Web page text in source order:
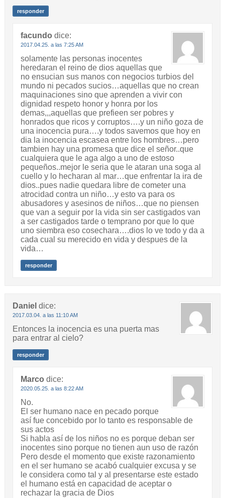
responder
facundo dice:
2017.04.25. a las 7:25 AM
solamente las personas inocentes
heredaran el reino de dios aquellas que
no ensucian sus manos con negocios turbios del
mundo ni pecados sucios…aquellas que no crean
maquinaciones sino que aprenden a vivir con
dignidad respeto honor y honra por los
demas,,,aquellas que prefieen ser pobres y
honrados que ricos y corruptos….y un niño goza de
una inocencia pura….y todos savemos que hoy en
dia la inocencia escasea entre los hombres…pero
tambien hay una promesa que dice el señor..que
cualquiera que le aga algo a uno de estoso
pequeños..mejor le seria que le ataran una soga al
cuello y lo hecharan al mar…que enfrentar la ira de
dios..pues nadie quedara libre de cometer una
atrocidad contra un niño…y esto va para os
abusadores y asesinos de niños…que no piensen
que van a seguir por la vida sin ser castigados van
a ser castigados tarde o temprano por que lo que
uno siembra eso cosechara….dios lo ve todo y da a
cada cual su merecido en vida y despues de la
vida…
responder
Daniel dice:
2017.03.04. a las 11:10 AM
Entonces la inocencia es una puerta mas
para entrar al cielo?
responder
Marco dice:
2020.05.25. a las 8:22 AM
No.
El ser humano nace en pecado porque
así fue concebido por lo tanto es responsable de
sus actos
Si habla así de los niños no es porque deban ser
inocentes sino porque no tienen aun uso de razón
Pero desde el momento que existe razonamiento
en el ser humano se acabó cualquier excusa y se
le considera como tal y al presentarse este estado
el humano está en capacidad de aceptar o
rechazar la gracia de Dios